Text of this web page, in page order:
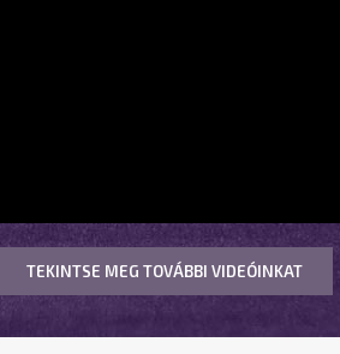
TEKINTSE MEG TOVÁBBI VIDEÓINKAT